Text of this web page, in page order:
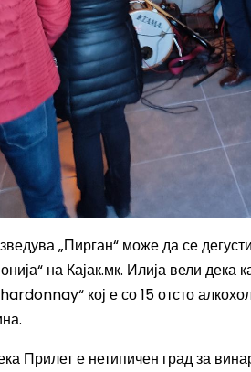
„Пирган“ може да се
на Кајак.мк. Илија вели дека
“ кој е со 15 отсто
Прилет е нетипичен град за